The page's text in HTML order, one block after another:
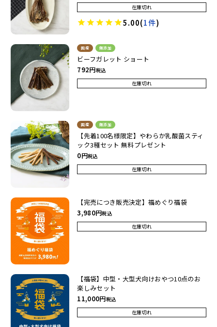
在庫切れ
5.00(1件)
国産 無添加
ビーフガレット ショート
792
税込
在庫切れ
国産 無添加
【先着100名様限定】やわらか乳酸菌スティ
ック3種セット 無料プレゼント
0
税込
在庫切れ
【完売につき販売決定】福めぐり福袋
3,980
税込
在庫切れ
【福袋】中型・大型犬向けおやつ10点のお
楽しみセット
11,000
税込
在庫切れ